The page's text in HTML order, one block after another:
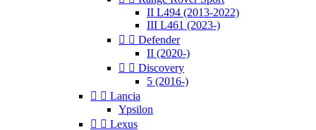
II L494 (2013-2022)
III L461 (2023-)
  Defender
II (2020-)
  Discovery
5 (2016-)
  Lancia
Ypsilon
  Lexus